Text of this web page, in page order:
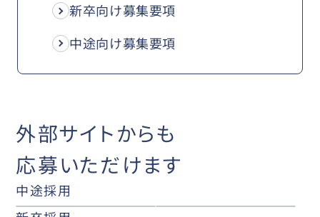
新卒向け募集要項
中途向け募集要項
外部サイトからも
応募いただけます
中途採用